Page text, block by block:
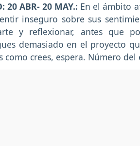
20 ABR- 20 MAY.: En el ámbito
inseguro sobre sus
y reflexionar, antes que
demasiado en el proyecto
como crees, espera. Número del